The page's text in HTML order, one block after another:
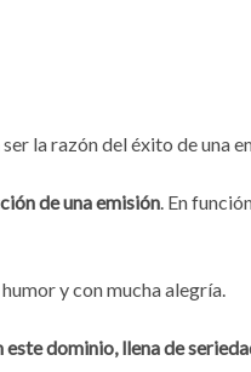
ser la razón del éxito de una
de una emisión. En
humor y con mucha alegría.
dominio, llena de